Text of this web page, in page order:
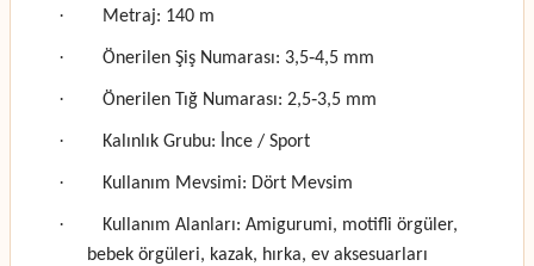
· Metraj: 140 m
· Önerilen Şiş Numarası: 3,5‑4,5 mm
· Önerilen Tığ Numarası: 2,5‑3,5 mm
· Kalınlık Grubu: İnce / Sport
· Kullanım Mevsimi: Dört Mevsim
·
Kullanım Alanları: Amigurumi, motifli örgüler,
bebek örgüleri, kazak, hırka, ev aksesuarları